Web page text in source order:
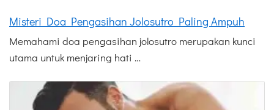
Misteri Doa Pengasihan Jolosutro Paling Ampuh
Memahami doa pengasihan jolosutro merupakan kunci
utama untuk menjaring hati …